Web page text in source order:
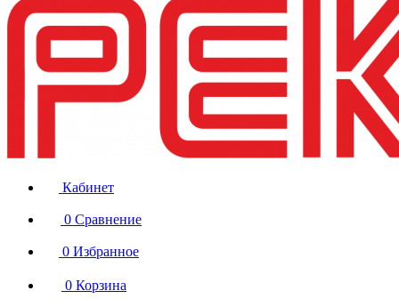
Кабинет
0 Сравнение
0 Избранное
0 Корзина